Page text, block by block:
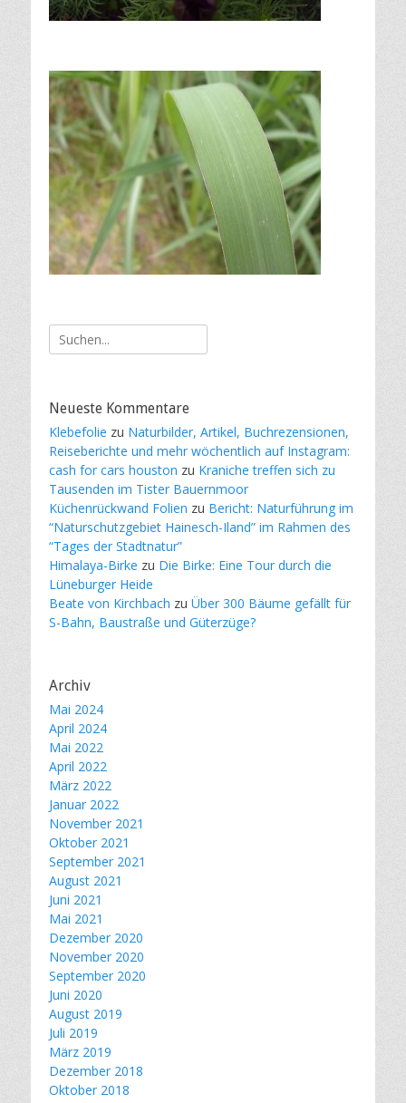
Suche
nach:
Neueste Kommentare
Klebefolie zu Naturbilder, Artikel, Buchrezensionen,
Reiseberichte und mehr wöchentlich auf Instagram:
cash for cars houston zu Kraniche treffen sich zu
Tausenden im Tister Bauernmoor
Küchenrückwand Folien zu Bericht: Naturführung im
“Naturschutzgebiet Hainesch-Iland” im Rahmen des
“Tages der Stadtnatur”
Himalaya-Birke zu Die Birke: Eine Tour durch die
Lüneburger Heide
Beate von Kirchbach zu Über 300 Bäume gefällt für
S-Bahn, Baustraße und Güterzüge?
Archiv
Mai 2024
April 2024
Mai 2022
April 2022
März 2022
Januar 2022
November 2021
Oktober 2021
September 2021
August 2021
Juni 2021
Mai 2021
Dezember 2020
November 2020
September 2020
Juni 2020
August 2019
Juli 2019
März 2019
Dezember 2018
Oktober 2018